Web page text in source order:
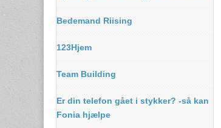
Bedemand Riising
123Hjem
Team Building
Er din telefon gået i stykker? -så kan
Fonia hjælpe